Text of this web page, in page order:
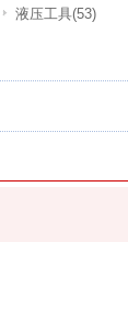
液压工具(53)